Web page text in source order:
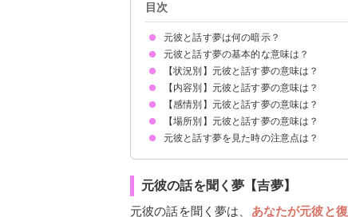
目次
元彼と話す夢は何の暗示？
元彼と話す夢の基本的な意味は？
元彼に未練がある暗示
状況によって意味が決まる
【状況別】元彼と話す夢の意味は？
元彼に話しかけられる夢【吉夢】
元彼の話を聞く夢【吉夢】
元彼と話しながら歩く夢【予知夢】
元彼と電話で話す夢【警告夢】
元彼と会って話す夢【吉夢】
未練がない元彼と話す夢【吉夢】
【内容別】元彼と話す夢の意味は？
元彼と別れ話をする夢【警告夢】
元彼と話して怒られる夢【吉夢】
元彼にプロポーズされる夢【警告夢】
【感情別】元彼と話す夢の意味は？
元彼と話して楽しい夢【予知夢】
元彼と話して悲しい夢【吉夢】
元彼と話して別れたいと思う夢【吉夢】
【場所別】元彼と話す夢の意味は？
元彼と知らない場所で話す夢【吉夢】
元彼とデートした場所で話す夢【警告夢】
元彼と車で話す夢【警告夢】
元彼と学校で話す夢【吉夢】
元彼と話す夢を見た時の注意点は？
元彼の話を聞く夢【吉夢】
元彼の話を聞く夢は、 あなたが元彼と